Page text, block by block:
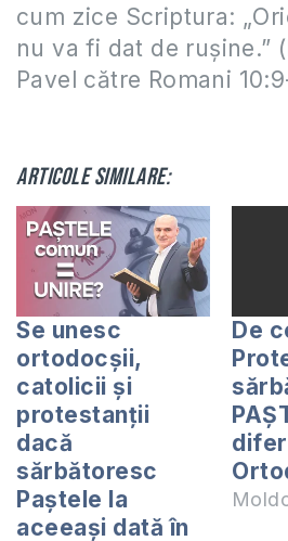
cum zice Scriptura:
nu va fi dat de ruşine.”
Pavel către Romani
Articole similare:
Se unesc
ortodocșii,
catolicii și
protestanții
dacă
sărbătoresc
Paștele la
aceeași dată în
De